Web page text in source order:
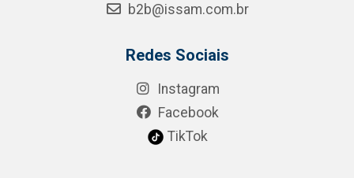
b2b@issam.com.br
Redes Sociais
Instagram
Facebook
TikTok